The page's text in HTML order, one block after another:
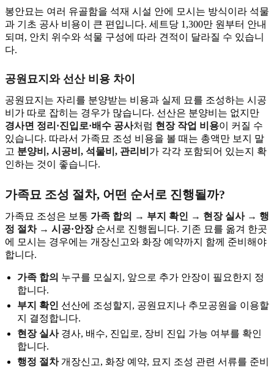
봉안묘는 여러 유골함을 석재 시설 안에 모시는 방식이라 석물
과 기초 공사 비용이 큰 편입니다. 세트당 1,300만 원부터 안내
되며, 안치 위수와 석물 구성에 따라 견적이 달라질 수 있습니
다.
공원묘지와 선산 비용 차이
공원묘지는 자리를 분양받는 비용과 실제 묘를 조성하는 시공
비가 따로 잡히는 경우가 많습니다. 선산은 분양비는 없지만
경사면 정리·진입로·배수 공사처럼 현장 작업 비용이 커질 수
있습니다. 따라서 가족묘 조성 비용을 볼 때는 총액만 보지 말
고 분양비, 시공비, 석물비, 관리비 가 각각 포함되어 있는지 확
인하는 것이 좋습니다.
가족묘 조성 절차, 어떤 순서로 진행될까?
가족묘 조성은 보통 가족 합의 → 부지 확인 → 현장 실사 → 행
정 절차 → 시공·안장순서로 진행됩니다. 기존 묘를 옮겨 한곳
에 모시는 경우에는 개장신고와 화장 예약까지 함께 준비해야
합니다.
가족 합의 누구를 모실지, 앞으로 추가 안장이 필요한지 정
합니다.
부지 확인 선산에 조성할지, 공원묘지나 추모공원을 이용할
지 결정합니다.
현장 실사경사, 배수, 진입로, 장비 진입 가능 여부를 확인
합니다.
행정 절차개장신고, 화장 예약, 묘지 조성 관련 서류를 준비